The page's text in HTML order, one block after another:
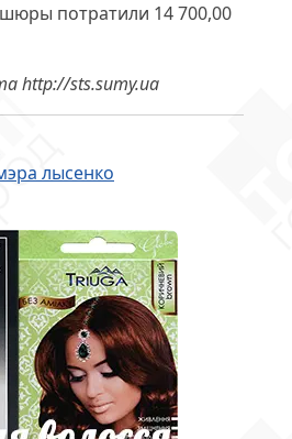
потратили 14 700,00
http://sts.sumy.ua
лысенко